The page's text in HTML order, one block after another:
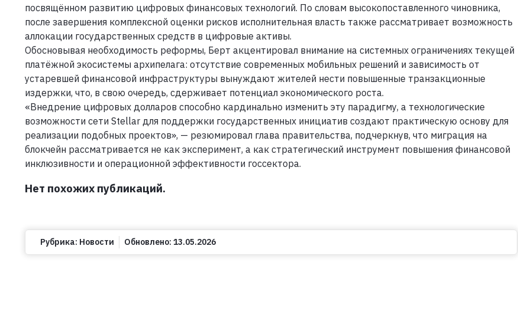
посвящённом развитию цифровых финансовых технологий. По словам высокопоставленного чиновника,
после завершения комплексной оценки рисков исполнительная власть также рассматривает возможность
аллокации государственных средств в цифровые активы.
Обосновывая необходимость реформы, Берт акцентировал внимание на системных ограничениях текущей
платёжной экосистемы архипелага: отсутствие современных мобильных решений и зависимость от
устаревшей финансовой инфраструктуры вынуждают жителей нести повышенные транзакционные
издержки, что, в свою очередь, сдерживает потенциал экономического роста.
«Внедрение цифровых долларов способно кардинально изменить эту парадигму, а технологические
возможности сети Stellar для поддержки государственных инициатив создают практическую основу для
реализации подобных проектов», — резюмировал глава правительства, подчеркнув, что миграция на
блокчейн рассматривается не как эксперимент, а как стратегический инструмент повышения финансовой
инклюзивности и операционной эффективности госсектора.
Нет похожих публикаций.
Рубрика: Новости Обновлено: 13.05.2026